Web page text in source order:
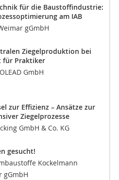
für die Baustoffindustrie:
am IAB
gGmbH
Ziegelproduktion bei
für Praktiker
GmbH
zur Effizienz – Ansätze zur
Ziegelprozesse
GmbH & Co. KG
gesucht!
Kockelmann
gGmbH